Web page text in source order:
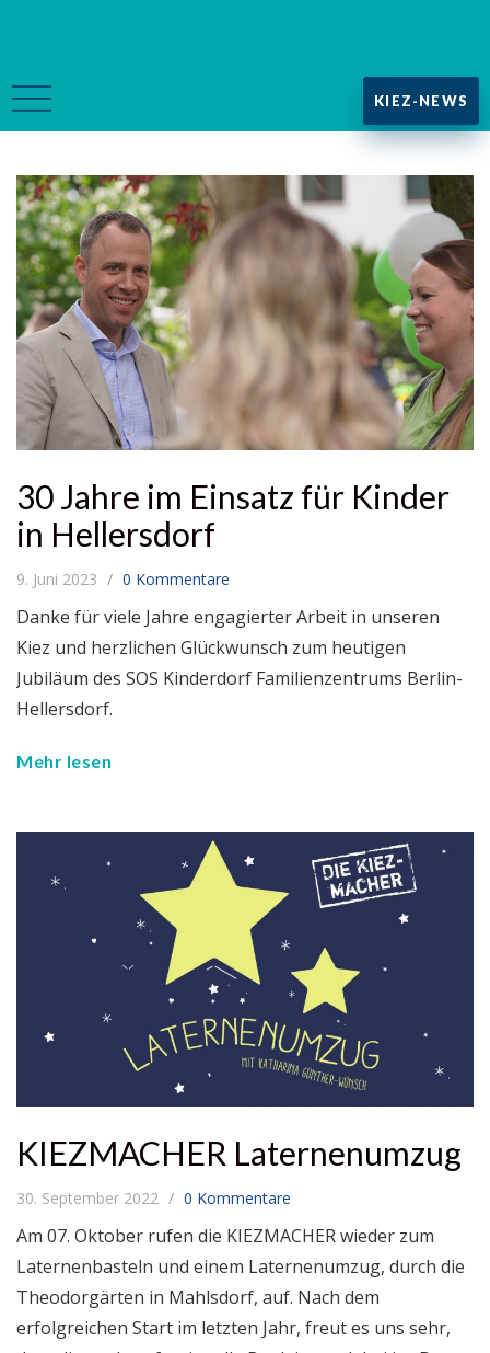
KIEZ-NEWS
30 Jahre im Einsatz für Kinder
in Hellersdorf
9. Juni 2023 0 Kommentare
Danke für viele Jahre engagierter Arbeit in unseren
Kiez und herzlichen Glückwunsch zum heutigen
Jubiläum des SOS Kinderdorf Familienzentrums Berlin-
Hellersdorf.
Mehr lesen
KIEZMACHER Laternenumzug
30. September 2022 0 Kommentare
Am 07. Oktober rufen die KIEZMACHER wieder zum
Laternenbasteln und einem Laternenumzug, durch die
Theodorgärten in Mahlsdorf, auf. Nach dem
erfolgreichen Start im letzten Jahr, freut es uns sehr,